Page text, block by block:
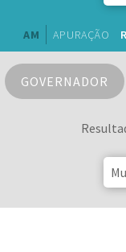
AM APURAÇÃO
GOVERNADOR